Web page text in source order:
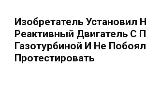
Изобретатель Установил
Реактивный Двигатель С
Газотурбиной И Не
Протестировать